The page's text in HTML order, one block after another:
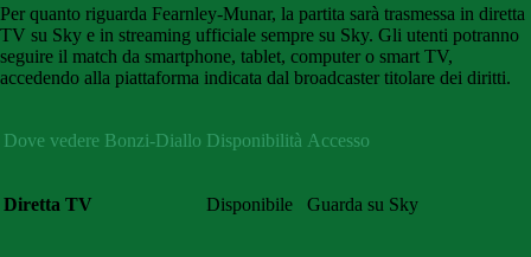
Per quanto riguarda Fearnley-Munar, la partita sarà trasmessa in diretta
TV su Sky e in streaming ufficiale sempre su Sky. Gli utenti potranno
seguire il match da smartphone, tablet, computer o smart TV,
accedendo alla piattaforma indicata dal broadcaster titolare dei diritti.
Dove vedere Bonzi-Diallo Disponibilità Accesso
Diretta TV Disponibile Guarda su Sky